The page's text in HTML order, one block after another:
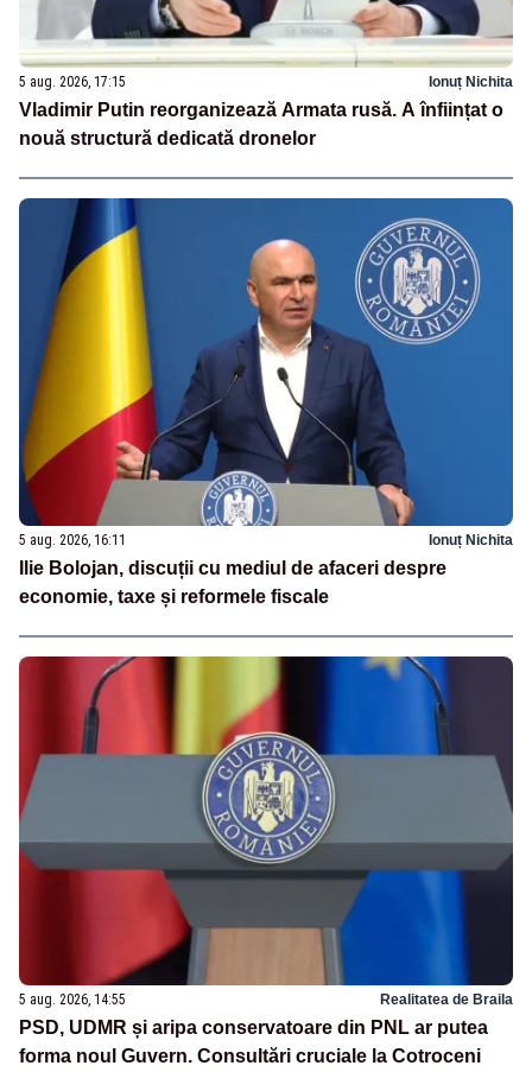
5 aug. 2026, 17:15 Ionuț Nichita
Vladimir Putin reorganizează Armata rusă. A înființat o
nouă structură dedicată dronelor
5 aug. 2026, 16:11 Ionuț Nichita
Ilie Bolojan, discuții cu mediul de afaceri despre
economie, taxe și reformele fiscale
5 aug. 2026, 14:55 Realitatea de Braila
PSD, UDMR și aripa conservatoare din PNL ar putea
forma noul Guvern. Consultări cruciale la Cotroceni